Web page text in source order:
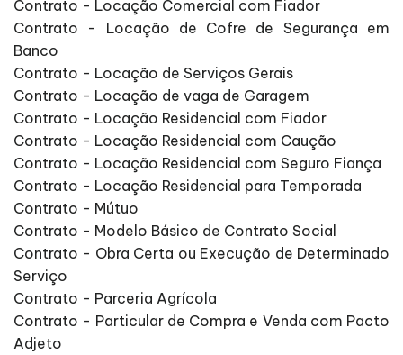
Contrato - Locação Comercial com Fiador
Contrato - Locação de Cofre de Segurança em
Banco
Contrato - Locação de Serviços Gerais
Contrato - Locação de vaga de Garagem
Contrato - Locação Residencial com Fiador
Contrato - Locação Residencial com Caução
Contrato - Locação Residencial com Seguro Fiança
Contrato - Locação Residencial para Temporada
Contrato - Mútuo
Contrato - Modelo Básico de Contrato Social
Contrato - Obra Certa ou Execução de Determinado
Serviço
Contrato - Parceria Agrícola
Contrato - Particular de Compra e Venda com Pacto
Adjeto